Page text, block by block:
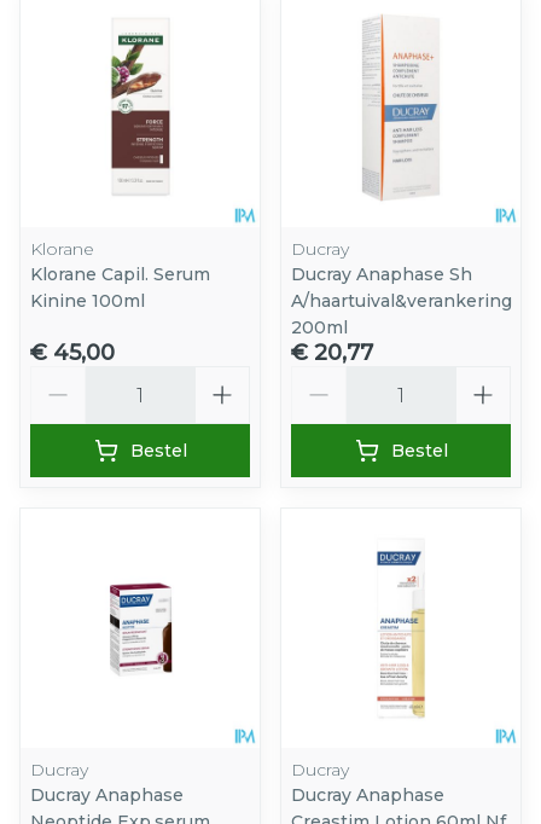
Klorane
Klorane Capil. Serum
Kinine 100ml
€ 45,00
Bestel
Ducray
Ducray Anaphase Sh
A/haartuival&verankering
200ml
€ 20,77
Bestel
Ducray
Ducray Anaphase
Ducray
Ducray Anaphase